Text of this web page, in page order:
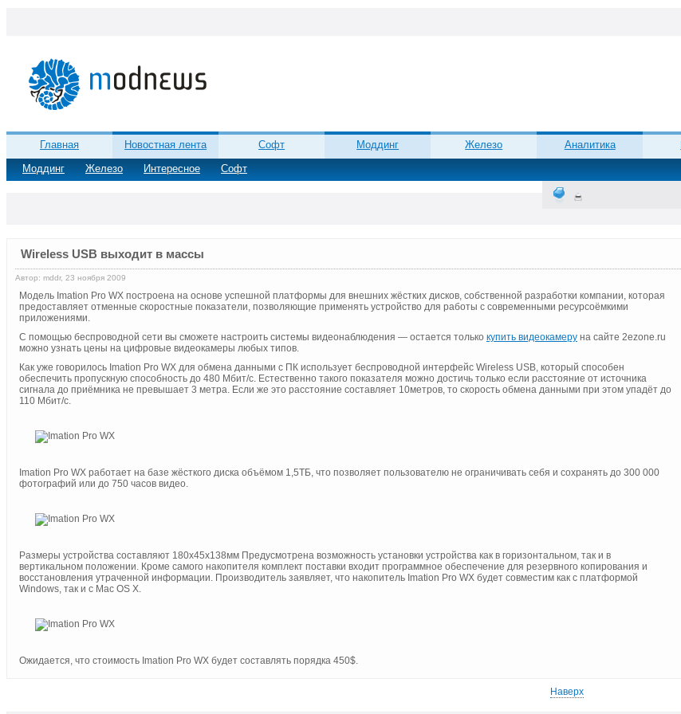
Главная
Новостная лента
Моддинг
Железо Интересное Софт
Софт Моддинг Железо Аналитика
Wireless USB выходит в массы
Автор: mddr, 23 ноября 2009
Модель Imation Pro WX построена на основе успешной платформы для внешних жёстких дисков, собственной разработки компании, которая
предоставляет отменные скоростные показатели, позволяющие применять устройство для работы с современными ресурсоёмкими
приложениями.
С помощью беспроводной сети вы сможете настроить системы видеонаблюдения — остается только купить видеокамеру на сайте 2ezone.ru
можно узнать цены на цифровые видеокамеры любых типов.
Как уже говорилось Imation Pro WX для обмена данными с ПК использует беспроводной интерфейс Wireless USB, который способен
обеспечить пропускную способность до 480 Мбит/с. Естественно такого показателя можно достичь только если расстояние от источника
сигнала до приёмника не превышает 3 метра. Если же это расстояние составляет 10метров, то скорость обмена данными при этом упадёт до
110 Мбит/с.
Imation Pro WX работает на базе жёсткого диска объёмом 1,5ТБ, что позволяет пользователю не ограничивать себя и сохранять до 300 000
фотографий или до 750 часов видео.
Размеры устройства составляют 180х45х138мм Предусмотрена возможность установки устройства как в горизонтальном, так и в
вертикальном положении. Кроме самого накопителя комплект поставки входит программное обеспечение для резервного копирования и
восстановления утраченной информации. Производитель заявляет, что накопитель Imation Pro WX будет совместим как с платформой
Windows, так и с Mac OS X.
Ожидается, что стоимость Imation Pro WX будет составлять порядка 450$.
Наверх